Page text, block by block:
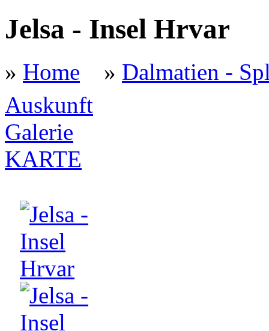
Jelsa - Insel Hrvar
» Home » Dalmatien -
Auskunft
Galerie
KARTE